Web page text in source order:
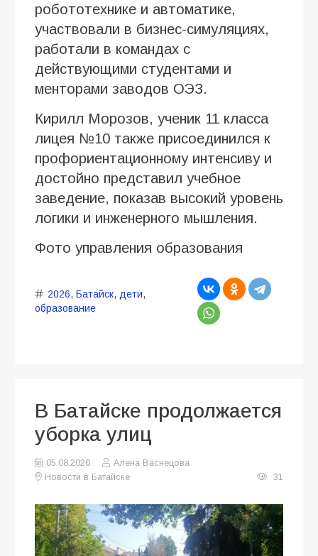
робототехнике и автоматике,
участвовали в бизнес-симуляциях,
работали в командах с
действующими студентами и
менторами заводов ОЭЗ.
Кирилл Морозов, ученик 11 класса
лицея №10 также присоединился к
профориентационному интенсиву и
достойно представил учебное
заведение, показав высокий уровень
логики и инженерного мышления.
Фото управления образования
2026, Батайск, дети,
образование
В Батайске продолжается
уборка улиц
05.08.2026
Алена Васнецова
Новости в Батайске
31